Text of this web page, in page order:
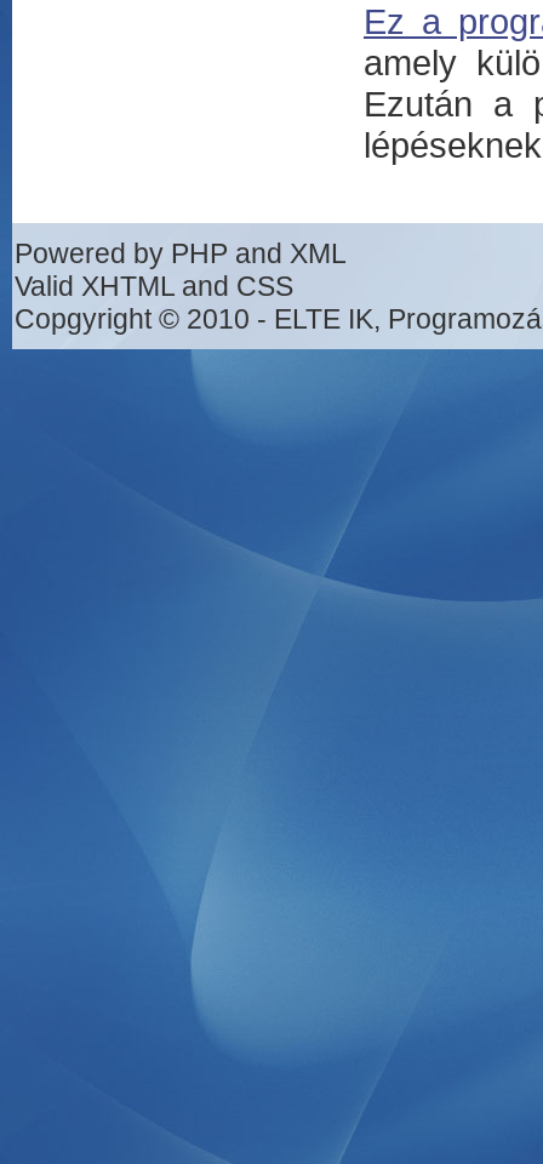
Ez a
amely
Ezután a
Powered by PHP and XML
Valid XHTML and CSS
Copgyright © 2010 - ELTE IK,